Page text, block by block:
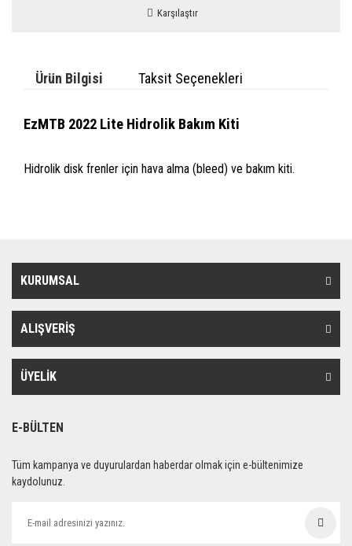
Karşılaştır
Ürün Bilgisi Taksit Seçenekleri
EzMTB 2022 Lite Hidrolik Bakım Kiti
Hidrolik disk frenler için hava alma (bleed) ve bakım kiti.
KURUMSAL
ALIŞVERİŞ
ÜYELİK
E-BÜLTEN
Tüm kampanya ve duyurulardan haberdar olmak için e-bültenimize
kaydolunuz.